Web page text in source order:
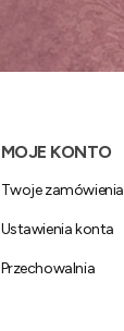
MOJE KONTO
Twoje zamówienia
Ustawienia konta
Przechowalnia